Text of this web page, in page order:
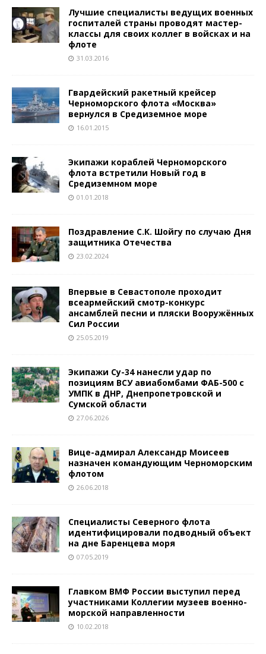
Лучшие специалисты ведущих военных
госпиталей страны проводят мастер-
классы для своих коллег в войсках и на
флоте
31.03.2016
Гвардейский ракетный крейсер
Черноморского флота «Москва»
вернулся в Средиземное море
16.01.2015
Экипажи кораблей Черноморского
флота встретили Новый год в
Средиземном море
01.01.2018
Поздравление С.К. Шойгу по случаю Дня
защитника Отечества
23.02.2024
Впервые в Севастополе проходит
всеармейский смотр-конкурс
ансамблей песни и пляски Вооружённых
Сил России
25.05.2019
Экипажи Су-34 нанесли удар по
позициям ВСУ авиабомбами ФАБ-500 с
УМПК в ДНР, Днепропетровской и
Сумской области
27.06.2026
Вице-адмирал Александр Моисеев
назначен командующим Черноморским
флотом
26.06.2018
Специалисты Северного флота
идентифицировали подводный объект
на дне Баренцева моря
07.05.2019
Главком ВМФ России выступил перед
участниками Коллегии музеев военно-
морской направленности
10.02.2018